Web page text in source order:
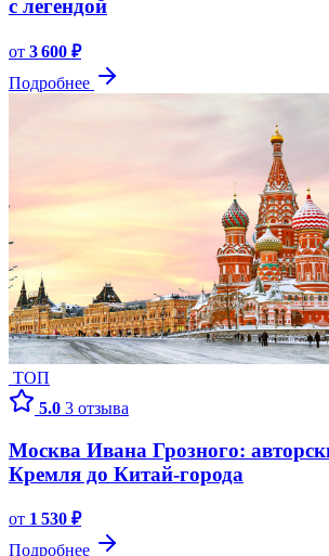
с легендой
от 3 600 ₽
Подробнее
ТОП
5.0 3 отзыва
Москва Ивана Грозного:
Кремля до Китай-города
от 1 530 ₽
Подробнее